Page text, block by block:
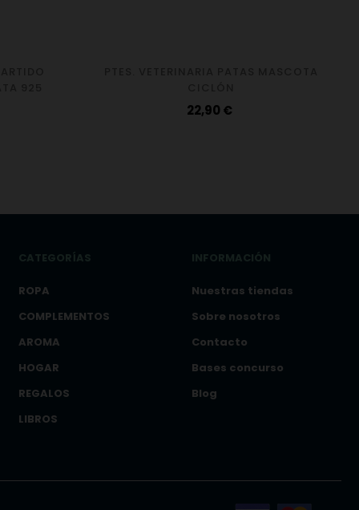
Precio
22,90 €
CATEGORÍAS
ROPA
COMPLEMENTOS
AROMA
HOGAR
REGALOS
LIBROS
INFORMACIÓN
Nuestras tiendas
Sobre nosotros
Contacto
Bases concurso
Blog